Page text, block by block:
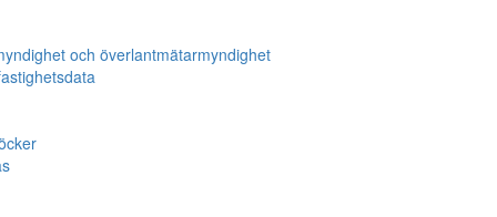
och överlantmätarmyndighet